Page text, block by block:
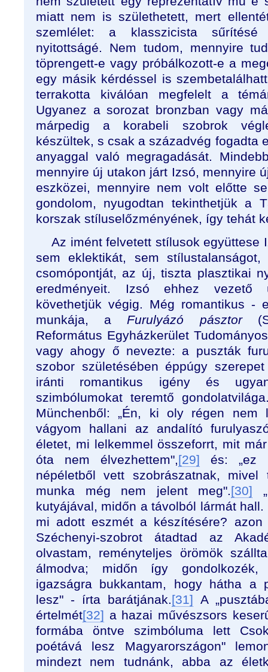
miatt nem is születhetett, mert
szemlélet: a klasszicista
nyitottságé. Nem tudom, mennyire
töprengett-e vagy próbálkozott-e a
egy másik kérdéssel is
terrakotta kiválóan megfelelt a
Ugyanez a sorozat bronzban vagy
márpedig a korabeli szobrok
készültek, s csak a századvég fogadta
anyaggal való megragadását.
mennyire új utakon járt Izsó, mennyire
eszközei, mennyire nem volt előtte
gondolom, nyugodtan tekinthetjük a
korszak stíluselőzményének, így tehát
Az imént felvetett stílusok együttese
sem eklektikát, sem
csomópontját, az új, tiszta plasztikai
eredményeit. Izsó ehhez vezető
követhetjük végig. Még romantikus -
munkája, a Furulyázó pásztor
Református Egyházkerület
vagy ahogy ő nevezte: a puszták
szobor születésében éppúgy
iránti romantikus igény és
szimbólumokat teremtő
Münchenből: „Én, ki oly régen nem
vágyom hallani az andalító
életet, mi lelkemmel összeforrt, mit
óta nem élvezhettem",[29] és: „ez
népéletből vett szobrászatnak,
munka még nem jelent meg".[30]
kutyájával, midőn a távolból lármát
mi adott eszmét a készítésére?
Széchenyi-szobrot átadtad az
olvastam, reményteljes örömök
álmodva; midőn így
igazságra bukkantam, hogy hátha a
lesz" - írta barátjának.[31] A
értelmét[32] a hazai művészsors
formába öntve szimbóluma lett
poétává lesz Magyarországon"
mindezt nem tudnánk, abba az